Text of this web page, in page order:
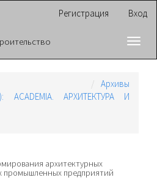
Регистрация Вход
Архивы
АРХИТЕКТУРА И
архитектурных
промышленных предприятий